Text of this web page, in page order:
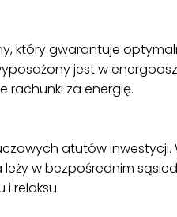
który gwarantuje
jest w
rachunki za energię.
atutów
leży w bezpośrednim
relaksu.